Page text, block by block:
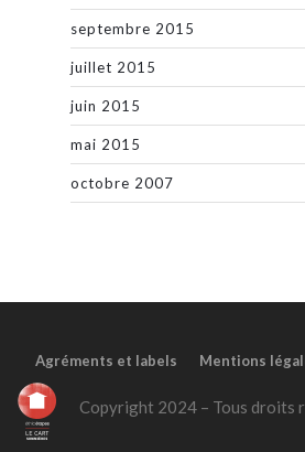
septembre 2015
juillet 2015
juin 2015
mai 2015
octobre 2007
Agréments et labels Mentions
Copyright 2024 – Tous droits